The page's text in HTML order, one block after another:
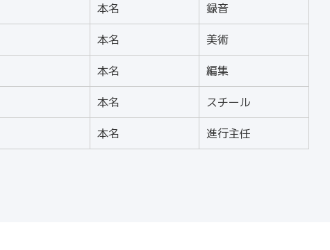
本名 録音
本名 美術
本名 編集
本名 スチール
本名 進行主任